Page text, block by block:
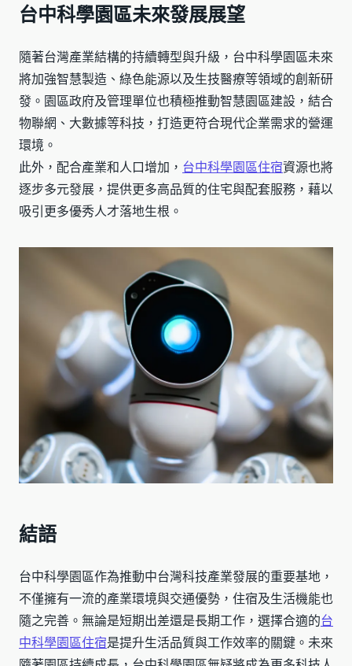
台中科學園區未來發展展望
隨著台灣產業結構的持續轉型與升級，台中科學園區未來
將加強智慧製造、綠色能源以及生技醫療等領域的創新研
發。園區政府及管理單位也積極推動智慧園區建設，結合
物聯網、大數據等科技，打造更符合現代企業需求的營運
環境。
此外，配合產業和人口增加， 台中科學園區住宿資源也將
逐步多元發展，提供更多高品質的住宅與配套服務，藉以
吸引更多優秀人才落地生根。
結語
台中科學園區作為推動中台灣科技產業發展的重要基地，
不僅擁有一流的產業環境與交通優勢，住宿及生活機能也
隨之完善。無論是短期出差還是長期工作，選擇合適的台
中科學園區住宿是提升生活品質與工作效率的關鍵。未來